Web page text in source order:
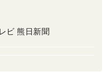
ビ 熊日新聞